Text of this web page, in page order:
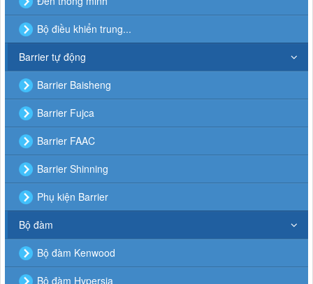
Bộ điều khiển trung...
Barrier tự động
Barrier Baisheng
Barrier Fujca
Barrier FAAC
Barrier Shinning
Phụ kiện Barrier
Bộ đàm
Bộ đàm Kenwood
Bộ đàm Hypersia